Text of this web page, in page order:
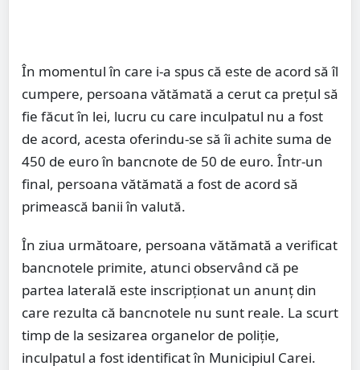
În momentul în care i-a spus că este de acord să îl
cumpere, persoana vătămată a cerut ca preţul să
fie făcut în lei, lucru cu care inculpatul nu a fost
de acord, acesta oferindu-se să îi achite suma de
450 de euro în bancnote de 50 de euro. Într-un
final, persoana vătămată a fost de acord să
primească banii în valută.
În ziua următoare, persoana vătămată a verificat
bancnotele primite, atunci observând că pe
partea laterală este inscripționat un anunț din
care rezulta că bancnotele nu sunt reale. La scurt
timp de la sesizarea organelor de poliție,
inculpatul a fost identificat în Municipiul Carei.